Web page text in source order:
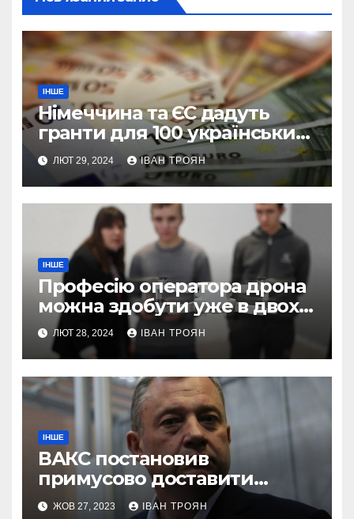
ІНШЕ
Німеччина та ЄС дадуть
гранти для 100 українських
підприємств
ЛЮТ 29, 2024 ІВАН ТРОЯН
ІНШЕ
Професію оператора дрона
можна здобути уже в двох
профтехах Львівщини
ЛЮТ 28, 2024 ІВАН ТРОЯН
ІНШЕ
ВАКС постановив
примусово доставити
Дубневича до суду
ЖОВ 27, 2023 ІВАН ТРОЯН